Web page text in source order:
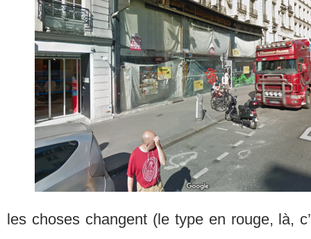
les choses changent (le type en rouge, là,